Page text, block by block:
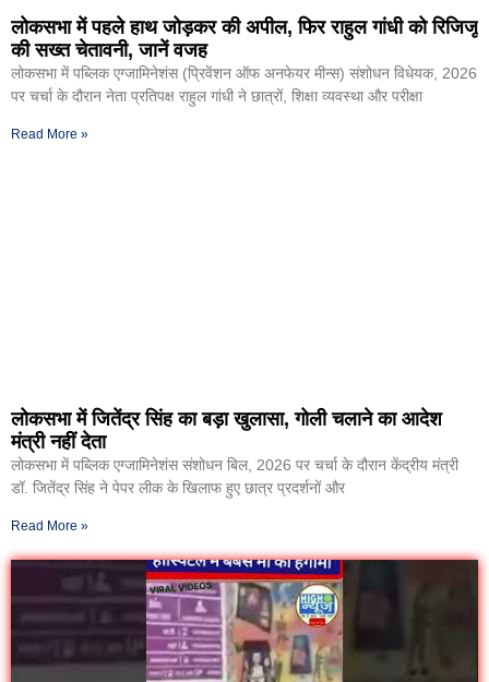
लोकसभा में पहले हाथ जोड़कर की अपील, फिर राहुल गांधी को रिजिजू
की सख्त चेतावनी, जानें वजह
लोकसभा में पब्लिक एग्जामिनेशंस (प्रिवेंशन ऑफ अनफेयर मीन्स) संशोधन विधेयक, 2026
पर चर्चा के दौरान नेता प्रतिपक्ष राहुल गांधी ने छात्रों, शिक्षा व्यवस्था और परीक्षा
Read More »
लोकसभा में जितेंद्र सिंह का बड़ा खुलासा, गोली चलाने का आदेश
मंत्री नहीं देता
लोकसभा में पब्लिक एग्जामिनेशंस संशोधन बिल, 2026 पर चर्चा के दौरान केंद्रीय मंत्री
डॉ. जितेंद्र सिंह ने पेपर लीक के खिलाफ हुए छात्र प्रदर्शनों और
Read More »